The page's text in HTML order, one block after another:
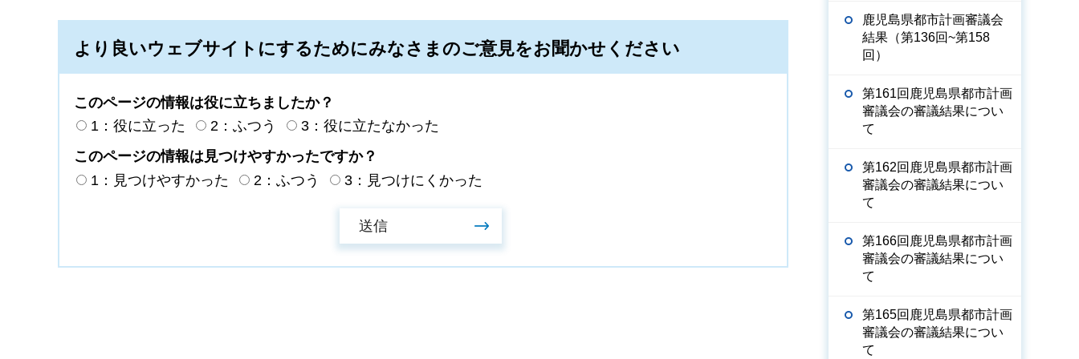
より良いウェブサイトにするためにみなさまのご意見をお聞かせください
このページの情報は役に立ちましたか？
1：役に立った
2：ふつう
3：役に立たなかった
このページの情報は見つけやすかったですか？
1：見つけやすかった
2：ふつう 3：見つけにくかった
鹿児島県都市計画審議会
結果（第136回~第158
回）
第161回鹿児島県都市計画
審議会の審議結果につい
て
第162回鹿児島県都市計画
審議会の審議結果につい
て
第166回鹿児島県都市計画
審議会の審議結果につい
て
第165回鹿児島県都市計画
審議会の審議結果につい
て